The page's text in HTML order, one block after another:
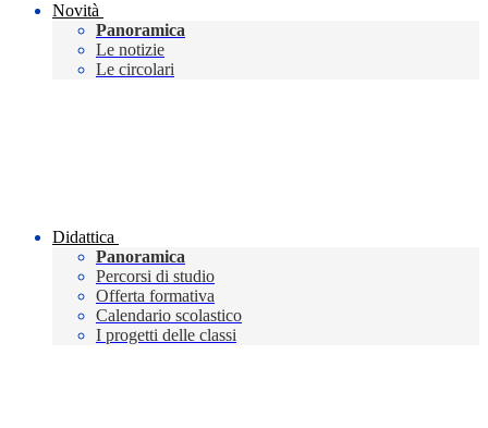
Novità
Panoramica
Le notizie
Le circolari
Didattica
Panoramica
Percorsi di studio
Offerta formativa
Calendario scolastico
I progetti delle classi